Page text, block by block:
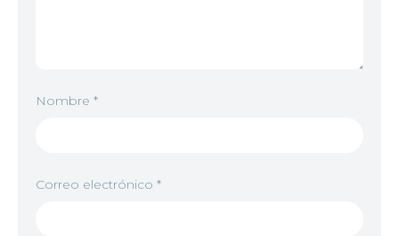
Nombre *
Correo electrónico *